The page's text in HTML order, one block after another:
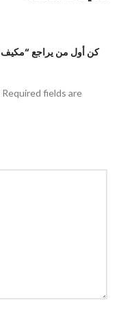
Required fields are